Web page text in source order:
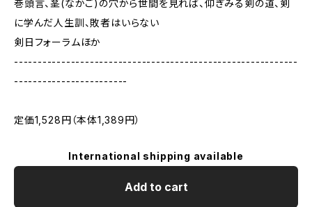
巻頭言、茎(なかご)の穴から世間を見れば、仰ぎみる剣の道、剣
に学んだ人生訓、敗者はいらない
剣日フォーラムほか
------------------------------------------------------------
------------------------
定価1,528円（本体1,389円）
International shipping available
Add to cart